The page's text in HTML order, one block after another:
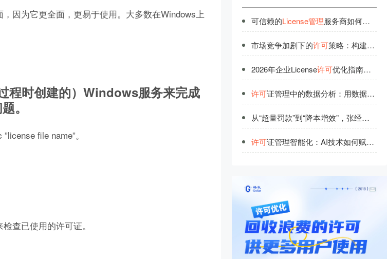
因为它更全面，更易于使用。大多数在Windows上
程时创建的）Windows服务来完成
。
file name”。
查已使用的许可证。
可信赖的License管理服务商如何选择？品牌认证指南
市场竞争加剧下的许可策略：构建企业核心优势
2026年企业License许可优化指南：如何高效管理软件授权成本
许可证管理中的数据分析：用数据说话的管理智慧
从“超量罚款”到“降本增效”，张经理的License
许可证管理智能化：AI技术如何赋能高效管理？